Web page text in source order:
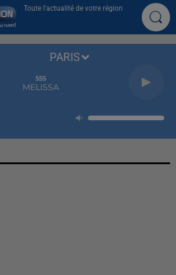
Toute l'actualité de votre région
555
MELISSA
PARIS